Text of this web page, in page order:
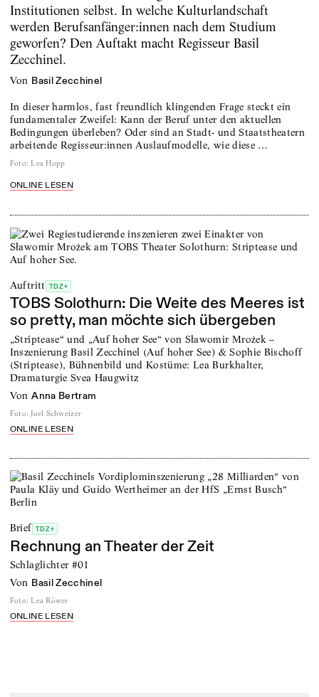
Institutionen selbst. In welche Kulturlandschaft
werden Berufsanfänger:innen nach dem Studium
geworfen? Den Auftakt macht Regisseur Basil
Zecchinel.
von Basil Zecchinel
In dieser harmlos, fast freundlich klingenden Frage steckt ein
fundamentaler Zweifel: Kann der Beruf unter den aktuellen
Bedingungen überleben? Oder sind an Stadt- und Staatstheatern
arbeitende Regisseur:innen Auslaufmodelle, wie diese …
Foto: Lea Hopp
ONLINE LESEN
Auftritt TDZ+
TOBS Solothurn: Die Weite des Meeres ist
so pretty, man möchte sich übergeben
„Striptease“ und „Auf hoher See“ von Sławomir Mrożek –
Inszenierung Basil Zecchinel (Auf hoher See) & Sophie Bischoff
(Striptease), Bühnenbild und Kostüme: Lea Burkhalter,
Dramaturgie Svea Haugwitz
von Anna Bertram
Foto: Joel Schweizer
ONLINE LESEN
Brief TDZ+
Rechnung an Theater der Zeit
Schlaglichter #01
von Basil Zecchinel
Foto: Lea Röwer
ONLINE LESEN